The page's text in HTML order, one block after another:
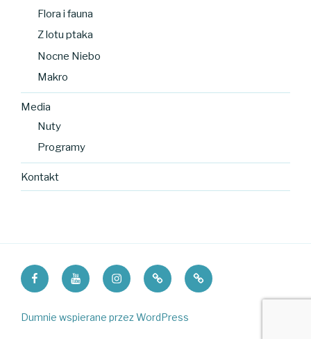
Flora i fauna
Z lotu ptaka
Nocne Niebo
Makro
Media
Nuty
Programy
Kontakt
FacebookYoutubeInstagramSmolnikBieliki
Dumnie wspierane przez WordPress